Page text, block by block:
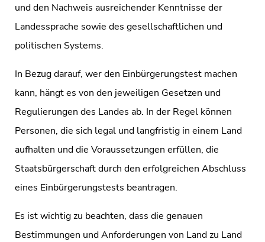
und den Nachweis ausreichender Kenntnisse der
Landessprache sowie des gesellschaftlichen und
politischen Systems.
In Bezug darauf, wer den Einbürgerungstest machen
kann, hängt es von den jeweiligen Gesetzen und
Regulierungen des Landes ab. In der Regel können
Personen, die sich legal und langfristig in einem Land
aufhalten und die Voraussetzungen erfüllen, die
Staatsbürgerschaft durch den erfolgreichen Abschluss
eines Einbürgerungstests beantragen.
Es ist wichtig zu beachten, dass die genauen
Bestimmungen und Anforderungen von Land zu Land